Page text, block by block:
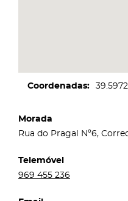
Coordenadas
Morada
Rua do Pragal Nº6,
Telemóvel
969 455 236